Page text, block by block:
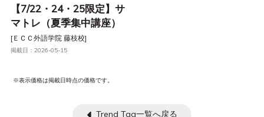
【7/22・24・25限定】サ
マトレ（夏季集中講座）
[ＥＣＣ外語学院 藤枝校]
掲載日：2026-05-15
※表示価格は掲載日時点の価格です。
Trend Tag一覧へ戻る